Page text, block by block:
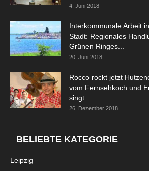
4. Juni 2018
Interkommunale Arbeit
Stadt: Regionales
Grünen Ringes...
20. Juni 2018
Rocco rockt jetzt
vom Fernsehkoch und
singt...
26. Dezember 2018
BELIEBTE KATEGORIE
Leipzig